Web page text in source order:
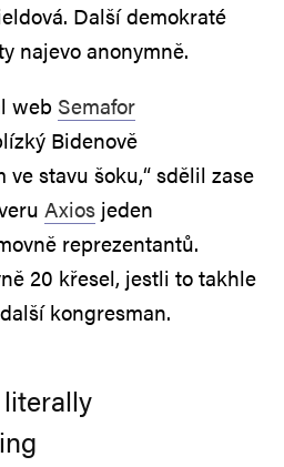
Další demokraté
najevo anonymně.
web Semafor
Bidenově
ve stavu šoku,“ sdělil zase
Axios jeden
reprezentantů.
20 křesel, jestli to takhle
kongresman.